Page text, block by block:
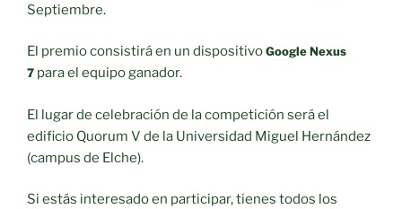
Septiembre.
El premio consistirá en un dispositivoGoogle Nexus
7 para el equipo ganador.
El lugar de celebración de la competición será el
edificio Quorum V de la Universidad Miguel Hernández
(campus de Elche).
Si estás interesado en participar, tienes todos los